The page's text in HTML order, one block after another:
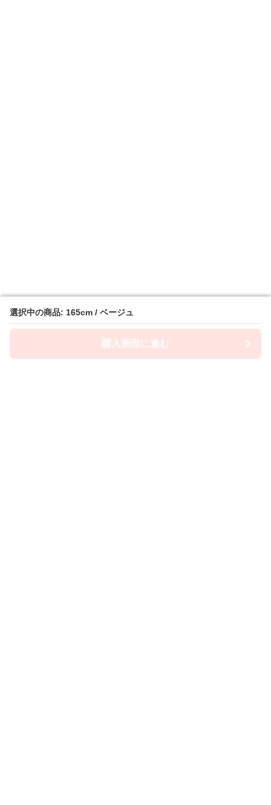
選択中の商品: 165cm / ベージュ
購入画面に進む
選択中の商品: 165cm / ベージュ
購入画面に進む